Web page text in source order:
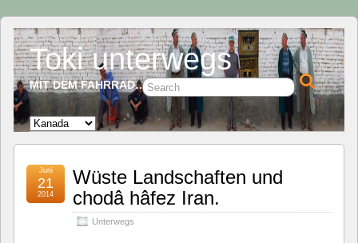
Toki unterwegs
MIT DEM FAHRRAD…
Wüste Landschaften und
chodâ hâfez Iran.
Unterwegs
Juni
21
2014